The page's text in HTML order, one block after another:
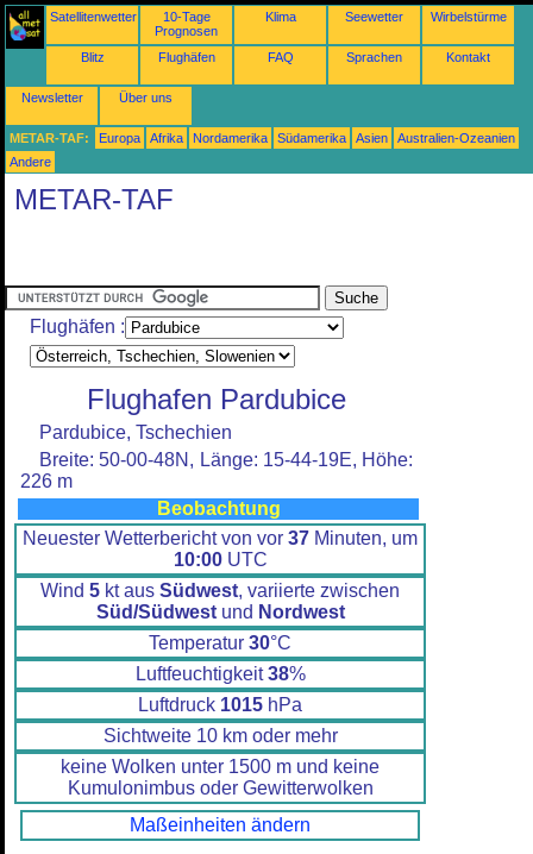
Satellitenwetter
10-Tage
Prognosen
Klima Seewetter Wirbelstürme
Blitz Flughäfen FAQ Sprachen Kontakt
Newsletter Über uns
METAR-TAF: Europa Afrika Nordamerika Südamerika Asien
Australien-Ozeanien
Andere
METAR-TAF
Flughäfen :
Flughafen Pardubice
Pardubice, Tschechien
Breite: 50-00-48N, Länge: 15-44-19E, Höhe:
226 m
Beobachtung
Neuester Wetterbericht von vor 37 Minuten, um
10:00UTC
Wind 5 kt aus Südwest, variierte zwischen
Süd/Südwestund Nordwest
Temperatur 30°C
Luftfeuchtigkeit38%
Luftdruck 1015 hPa
Sichtweite 10 km oder mehr
keine Wolken unter 1500 m und keine
Kumulonimbus oder Gewitterwolken
Maßeinheiten ändern